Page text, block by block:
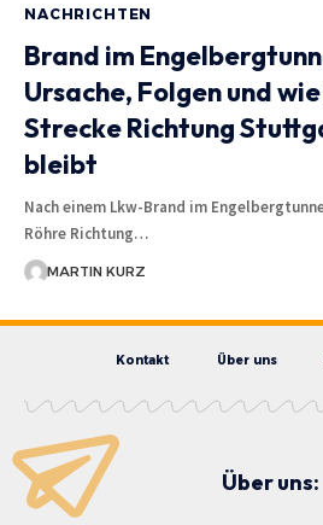
NACHRICHTEN
Brand im
Ursache, Folgen und
Strecke Richtung
bleibt
Nach einem Lkw-Brand im
Röhre Richtung…
MARTIN KURZ
Kontakt Über uns
Über uns: